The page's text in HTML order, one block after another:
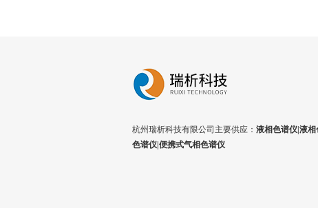
杭州瑞析科技有限公司主要供应： 液相色谱仪|液
色谱仪|便携式气相色谱仪